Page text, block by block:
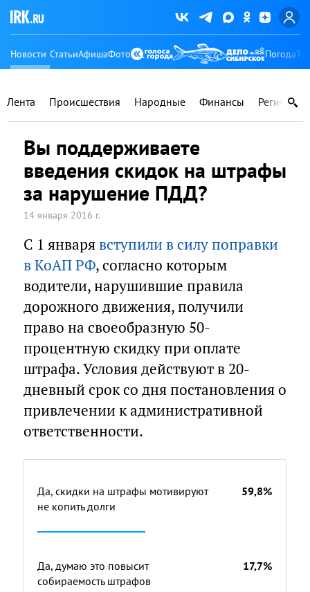
Новости СтатьиАфишаФото Погода
Лента Происшествия Народные Финансы Регионы
Вы поддерживаете
введения скидок на штрафы
за нарушение ПДД?
14 января 2016 г.
С 1 январявступили в силу поправки
в КоАП РФ, согласно которым
водители, нарушившие правила
дорожного движения, получили
право на своеобразную 50-
процентную скидку при оплате
штрафа. Условия действуют в 20-
дневный срок со дня постановления о
привлечении к административной
ответственности.
Да, скидки на штрафы мотивируют
не копить долги
59,8%
Да, думаю это повысит
собираемость штрафов
17,7%